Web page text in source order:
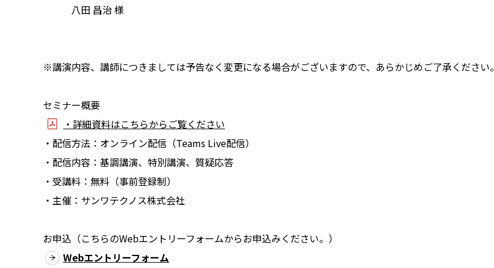
八田 昌治 様
※講演内容、講師につきましては予告なく変更になる場合がございますので、あらかじめご了承ください。
セミナー概要
・詳細資料はこちらからご覧ください
・配信方法：オンライン配信（Teams Live配信）
・配信内容：基調講演、特別講演、質疑応答
・受講料：無料（事前登録制）
・主催：サンワテクノス株式会社
お申込（こちらのWebエントリーフォームからお申込みください。）
Webエントリーフォーム